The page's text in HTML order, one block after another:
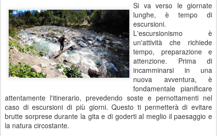
Si va verso le giornate
lunghe, è tempo di
escursioni.
L'escursionismo è
un'attività che richiede
tempo, preparazione e
attenzione. Prima di
incamminarsi in una
nuova avventura, è
fondamentale pianificare
attentamente l'itinerario, prevedendo soste e pernottamenti nel
caso di escursioni di più giorni. Questo ti permetterà di evitare
brutte sorprese durante la gita e di goderti al meglio il paesaggio e
la natura circostante.